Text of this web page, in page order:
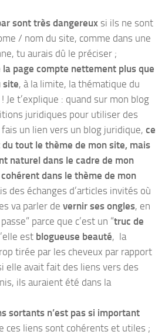
sont très dangereux si ils ne sont
/ nom du site, comme dans une
tu aurais dû le préciser ;
page compte nettement plus que
site, à la limite, la thématique du
Je t’explique : quand sur mon blog
juridiques pour utiliser des
un lien vers un blog juridique, ce
du tout le thème de mon site, mais
naturel dans le cadre de mon
dans le thème de mon
des échanges d’articles invités où
va parler de vernir ses ongles, en
parce que c’est un “truc de
est blogueuse beauté, la
tirée par les cheveux par rapport
elle avait fait des liens vers des
ils auraient été dans la
sortants n’est pas si important
ces liens sont cohérents et utiles ;